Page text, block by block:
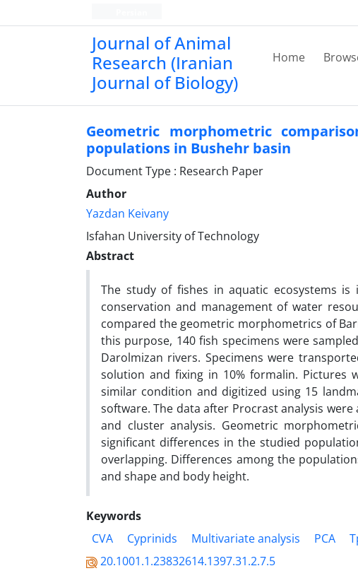
Journal of Animal
Research (Iranian
Journal of Biology)
Home
Geometric morphometric
populations in Bushehr basin
Document Type : Research Paper
Author
Yazdan Keivany
Isfahan University of Technology
Abstract
The study of fishes in aquatic ecosystems
conservation and management of water
compared the geometric morphometrics of
this purpose, 140 fish specimens were
Darolmizan rivers. Specimens were
solution and fixing in 10% formalin.
similar condition and digitized using 15
software. The data after Procrast analysis
and cluster analysis. Geometric
significant differences in the studied
overlapping. Differences among the
and shape and body height.
Keywords
CVA
Cyprinids Multivariate analysis PCA
20.1001.1.23832614.1397.31.2.7.5